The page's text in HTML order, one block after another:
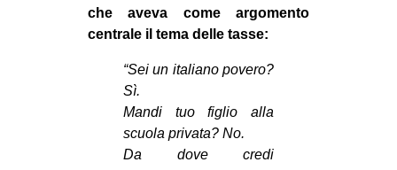
che aveva come argomento
centrale il tema delle tasse:
“Sei un italiano povero?
Sì.
Mandi tuo figlio alla
scuola privata? No.
Da dove credi